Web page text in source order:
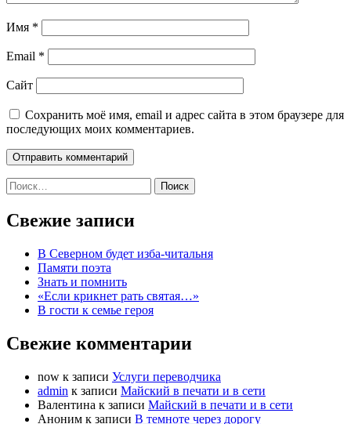
Имя *
Email *
Сайт
Сохранить моё имя, email и адрес сайта в этом браузере для
последующих моих комментариев.
Найти:
Свежие записи
В Северном будет изба-читальня
Памяти поэта
Знать и помнить
«Если крикнет рать святая…»
В гости к семье героя
Свежие комментарии
now к записи Услуги переводчика
admin к записи Майский в печати и в сети
Валентина к записи Майский в печати и в сети
Аноним к записи В темноте через дорогу